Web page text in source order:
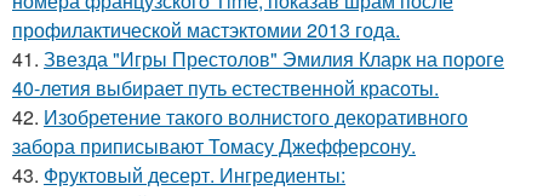
профилактической мастэктомии 2013 года.
41. Звезда "Игры Престолов" Эмилия Кларк на пороге
40-летия выбирает путь естественной красоты.
42. Изобретение такого волнистого декоративного
забора приписывают Томасу Джефферсону.
43. Фруктовый десерт. Ингредиенты: